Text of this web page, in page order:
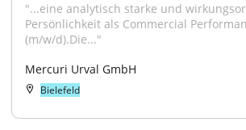
"...eine analytisch starke und
Persönlichkeit als Commercial
(m/w/d).Die..."
Mercuri Urval GmbH
Bielefeld